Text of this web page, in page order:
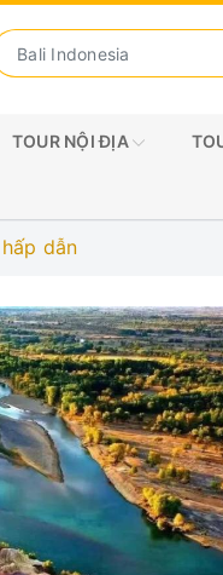
TOUR NỘI ĐỊA
dẫn